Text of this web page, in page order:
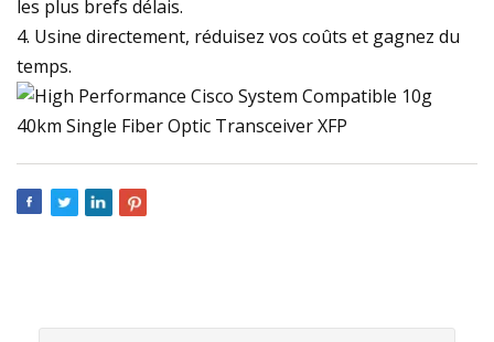
les plus brefs délais.
4. Usine directement, réduisez vos coûts et gagnez du
temps.